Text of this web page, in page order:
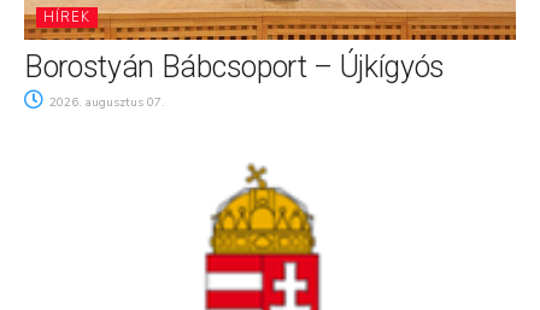
HÍREK
Borostyán Bábcsoport – Újkígyós
2026. augusztus 07.